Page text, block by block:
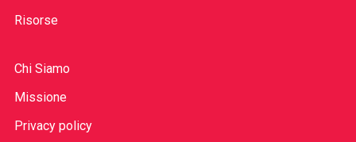
Risorse
Chi Siamo
Missione
Privacy policy